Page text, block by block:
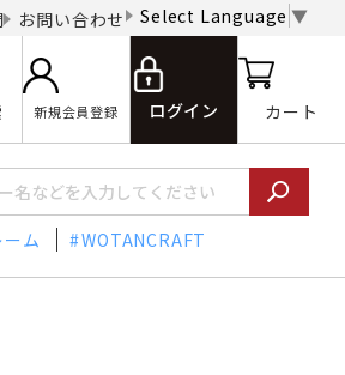
お問い合わせ Select Language ▼
新規会員登録 ログイン カート
ム WOTANCRAFT